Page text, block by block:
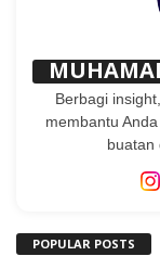
Berbagi
membantu
buatan
POPULAR POSTS